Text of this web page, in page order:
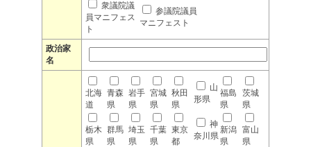
衆議院議
員マニフェス
ト
参議院議員
マニフェスト
政治家
名
北海
道
青森
県
岩手
県
宮城
県
秋田
県
山
形県
福島
県
茨城
県
栃木
県
群馬
県
埼玉
県
千葉
県
東京
都
神
奈川県
新潟
県
富山
県